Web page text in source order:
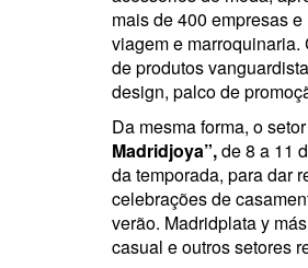
mais de 400 empresas
viagem e
de produtos
design, palco de
Da mesma forma, o
Madridjoya”,de 8 a 11
da temporada, para dar
celebrações de
verão. Madridplata y
casual e outros setores